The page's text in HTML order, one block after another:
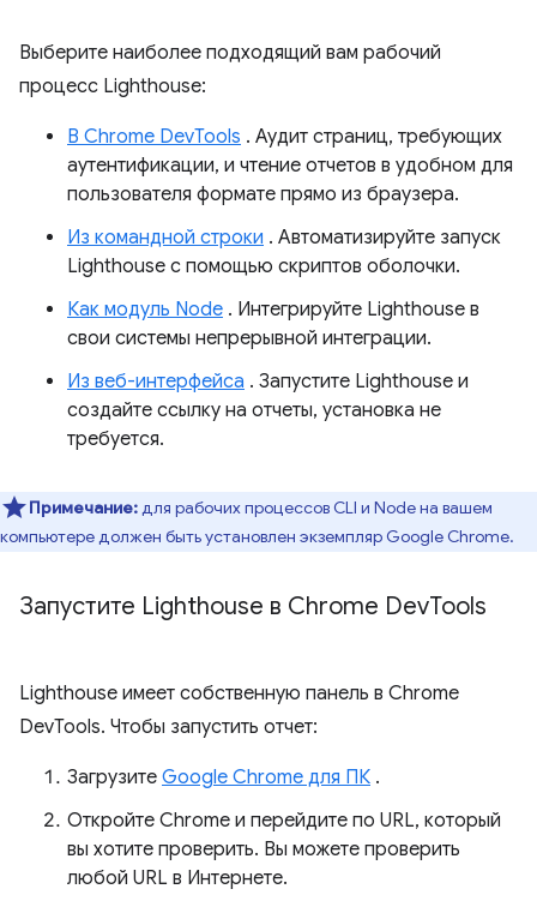
Выберите наиболее подходящий вам рабочий
процесс Lighthouse:
В Chrome DevTools . Аудит страниц, требующих
аутентификации, и чтение отчетов в удобном для
пользователя формате прямо из браузера.
Из командной строки . Автоматизируйте запуск
Lighthouse с помощью скриптов оболочки.
Как модуль Node . Интегрируйте Lighthouse в
свои системы непрерывной интеграции.
Из веб-интерфейса . Запустите Lighthouse и
создайте ссылку на отчеты, установка не
требуется.
Примечание:для рабочих процессов CLI и Node на вашем
компьютере должен быть установлен экземпляр Google Chrome.
Запустите Lighthouse в Chrome DevTools
Lighthouse имеет собственную панель в Chrome
DevTools. Чтобы запустить отчет:
Загрузите Google Chrome для ПК .
Откройте Chrome и перейдите по URL, который
вы хотите проверить. Вы можете проверить
любой URL в Интернете.